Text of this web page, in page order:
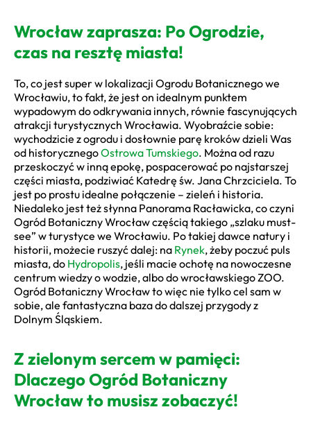
Wrocław zaprasza: Po Ogrodzie,
czas na resztę miasta!
To, co jest super w lokalizacji Ogrodu Botanicznego we
Wrocławiu, to fakt, że jest on idealnym punktem
wypadowym do odkrywania innych, równie fascynujących
atrakcji turystycznych Wrocławia. Wyobraźcie sobie:
wychodzicie z ogrodu i dosłownie parę kroków dzieli Was
od historycznegoOstrowa Tumskiego. Można od razu
przeskoczyć w inną epokę, pospacerować po najstarszej
części miasta, podziwiać Katedrę św. Jana Chrzciciela. To
jest po prostu idealne połączenie – zieleń i historia.
Niedaleko jest też słynna Panorama Racławicka, co czyni
Ogród Botaniczny Wrocław częścią takiego „szlaku must-
see” w turystyce we Wrocławiu. Po takiej dawce natury i
historii, możecie ruszyć dalej: na Rynek, żeby poczuć puls
miasta, do Hydropolis, jeśli macie ochotę na nowoczesne
centrum wiedzy o wodzie, albo do wrocławskiego ZOO.
Ogród Botaniczny Wrocław to więc nie tylko cel sam w
sobie, ale fantastyczna baza do dalszej przygody z
Dolnym Śląskiem.
Z zielonym sercem w pamięci:
Dlaczego Ogród Botaniczny
Wrocław to musisz zobaczyć!